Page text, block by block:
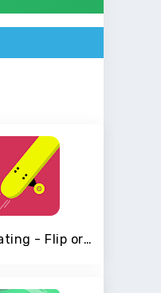
Hard Skating - Flip or Flop